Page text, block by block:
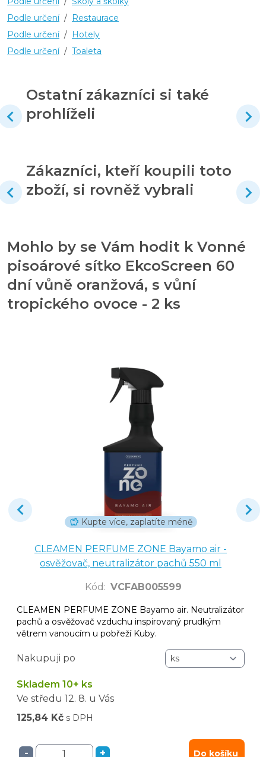
Podle určení / Restaurace
Podle určení / Hotely
Podle určení / Toaleta
Ostatní zákazníci si také
prohlíželi
Zákazníci, kteří koupili toto
zboží, si rovněž vybrali
Mohlo by se Vám hodit k Vonné
pisoárové sítko EkcoScreen 60
dní vůně oranžová, s vůní
tropického ovoce - 2 ks
Kupte více, zaplatíte méně
CLEAMEN PERFUME ZONE Bayamo air -
osvěžovač, neutralizátor pachů 550 ml
Kód : VCFAB005599
CLEAMEN PERFUME ZONE Bayamo air. Neutralizátor
pachů a osvěžovač vzduchu inspirovaný prudkým
větrem vanoucím u pobřeží Kuby.
Nakupuji po
Skladem 10+ ks
Ve středu 12. 8. u Vás
125,84 Kč s DPH
- + Do košíku